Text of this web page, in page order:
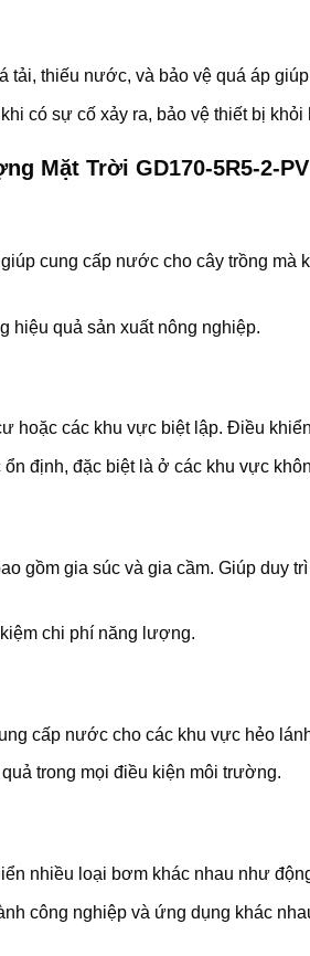
thiếu nước, và bảo vệ quá áp
có sự cố xảy ra, bảo vệ thiết bị
Mặt Trời GD170-5R5-2-PV
cung cấp nước cho cây trồng
hiệu quả sản xuất nông nghiệp.
hoặc các khu vực biệt lập. Điều
định, đặc biệt là ở các khu vực
gồm gia súc và gia cầm. Giúp duy
chi phí năng lượng.
cấp nước cho các khu vực hẻo
trong mọi điều kiện môi trường.
nhiều loại bơm khác nhau như
công nghiệp và ứng dụng khác